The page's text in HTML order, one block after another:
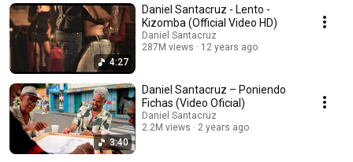
4:27
Daniel Santacruz - Lento -
Kizomba (Official Video HD)
Daniel Santacruz
287M views
12 years ago
3:40
Daniel Santacruz – Poniendo
Fichas (Video Oficial)
Daniel Santacruz
2.2M views
2 years ago